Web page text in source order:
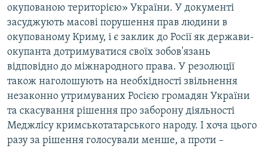
окупованою територією» України. У документі
засуджують масові порушення прав людини в
окупованому Криму, і є заклик до Росії як держави-
окупанта дотримуватися своїх зобов'язань
відповідно до міжнародного права. У резолюції
також наголошують на необхідності звільнення
незаконно утримуваних Росією громадян України
та скасування рішення про заборону діяльності
Меджлісу кримськотатарського народу. І хоча цього
разу за рішення голосували менше, а проти –